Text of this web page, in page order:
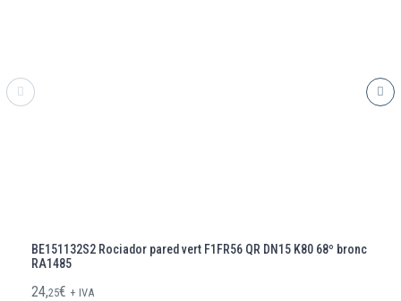
BE151132S2 Rociador pared vert F1FR56 QR DN15 K80 68º bronc
RA1485
24,25€ + IVA